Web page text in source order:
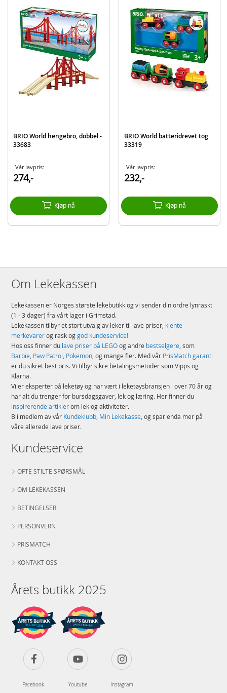
Antall deler: 7
Mål eske: 27 x 5 x 15 cm
Alder: fra 3 år
Produktdetaljer
7312350360875
Merke
BRIO World hengebro, dobbel -
33683
Vår lavpris:
274,-
Kjøp nå
BRIO World batteridrevet tog
33319
Vår lavpris:
232,-
Kjøp nå
Om Lekekassen
Lekekassen er Norges største lekebutikk og vi sender din ordre lynraskt
(1 - 3 dager) fra vårt lager i Grimstad.
Lekekassen tilbyr et stort utvalg av leker til lave priser, kjente
merkevarerog rask oggod kundeservice!
Hos oss finner du lave priser på LEGOog andre bestselgere, som
Barbie, Paw Patrol, Pokemon, og mange fler. Med vår PrisMatch garanti
er du sikret best pris. Vi tilbyr sikre betalingsmetoder som Vipps og
Klarna.
Vi er eksperter på leketøy og har vært i leketøysbransjen i over 70 år og
har alt du trenger for bursdagsgaver, lek og læring. Her finner du
inspirerende artiklerom lek og aktiviteter.
Bli medlem av vår Kundeklubb, Min Lekekasse, og spar enda mer på
våre allerede lave priser.
Kundeservice
OFTE STILTE SPØRSMÅL
OM LEKEKASSEN
BETINGELSER
PERSONVERN
PRISMATCH
KONTAKT OSS
Årets butikk 2025
Facebook Youtube Instagram